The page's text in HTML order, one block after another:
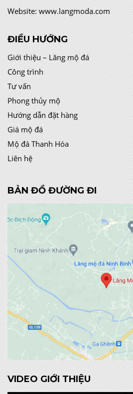
Website: www.langmoda.com
ĐIỀU HƯỚNG
Giới thiệu – Lăng mộ đá
Công trình
Tư vấn
Phong thủy mộ
Hướng dẫn đặt hàng
Giá mộ đá
Mộ đá Thanh Hóa
Liên hệ
BẢN ĐỒ ĐƯỜNG ĐI
VIDEO GIỚI THIỆU